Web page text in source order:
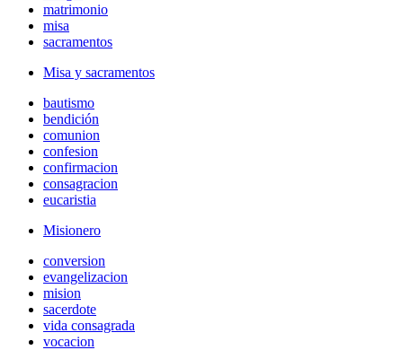
matrimonio
misa
sacramentos
Misa y sacramentos
bautismo
bendición
comunion
confesion
confirmacion
consagracion
eucaristia
Misionero
conversion
evangelizacion
mision
sacerdote
vida consagrada
vocacion